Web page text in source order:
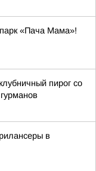
«Пача Мама»!
пирог со
в